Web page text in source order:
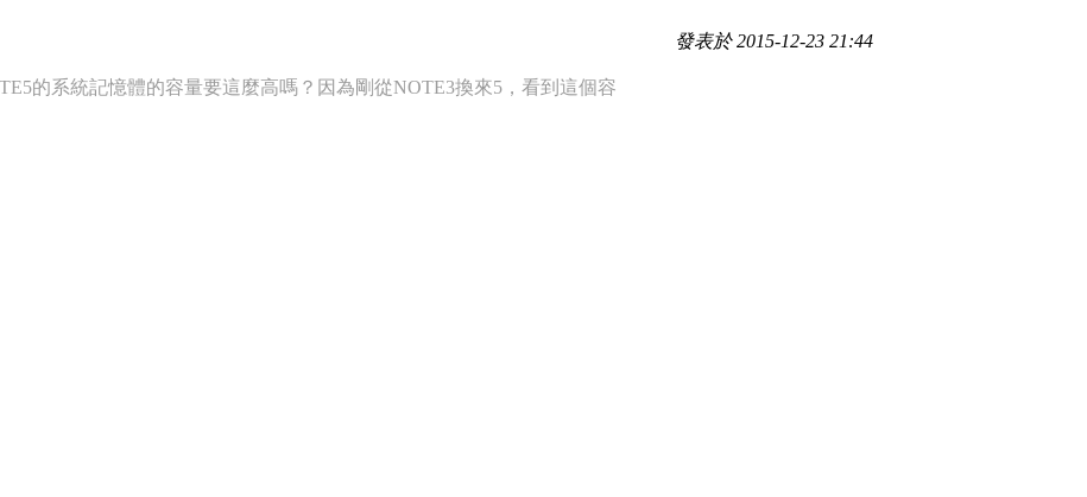
發表於 2015-12-23 21:44
的系統記憶體的容量要這麼高嗎？因為剛從NOTE3換來5，看到這個容